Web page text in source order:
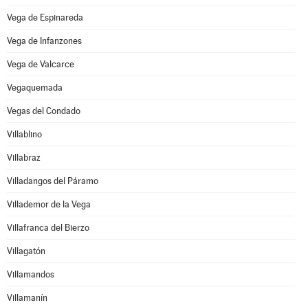
Vega de Espinareda
Vega de Infanzones
Vega de Valcarce
Vegaquemada
Vegas del Condado
Villablino
Villabraz
Villadangos del Páramo
Villademor de la Vega
Villafranca del Bierzo
Villagatón
Villamandos
Villamanín